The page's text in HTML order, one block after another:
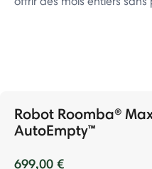
Robot Roomba®
AutoEmpty™
699,00 €